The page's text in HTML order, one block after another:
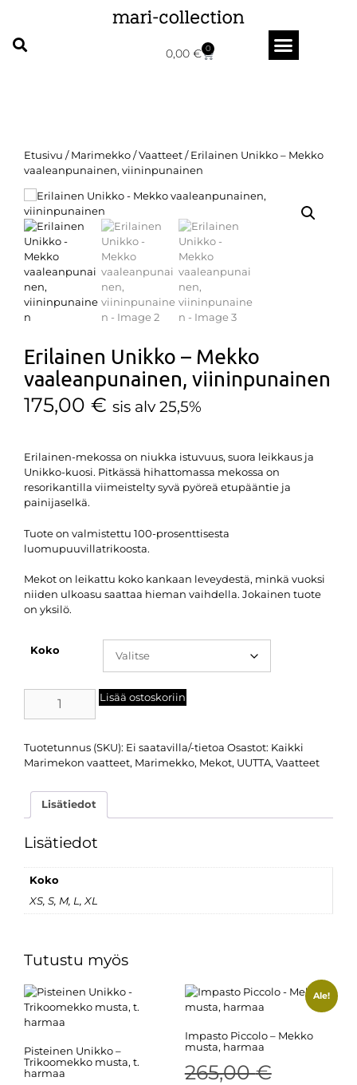
0,00 € 0
Etusivu /Marimekko/Vaatteet/ Erilainen Unikko – Mekko
vaaleanpunainen, viininpunainen
Erilainen Unikko – Mekko
vaaleanpunainen, viininpunainen
175,00 € sis alv 25,5%
Erilainen-mekossa on niukka istuvuus, suora leikkaus ja
Unikko-kuosi. Pitkässä hihattomassa mekossa on
resorikantilla viimeistelty syvä pyöreä etupääntie ja
painijaselkä.
Tuote on valmistettu 100-prosenttisesta
luomupuuvillatrikoosta.
Mekot on leikattu koko kankaan leveydestä, minkä vuoksi
niiden ulkoasu saattaa hieman vaihdella. Jokainen tuote
on yksilö.
Koko
Lisää ostoskoriin
Tuotetunnus (SKU): Ei saatavilla/-tietoa Osastot: Kaikki
Marimekon vaatteet, Marimekko, Mekot, UUTTA, Vaatteet
Lisätiedot
Lisätiedot
Koko
XS, S, M, L, XL
Tutustu myös
Pisteinen Unikko –
Trikoomekko musta, t.
harmaa
Ale!
Impasto Piccolo – Mekko
musta, harmaa
265,00€